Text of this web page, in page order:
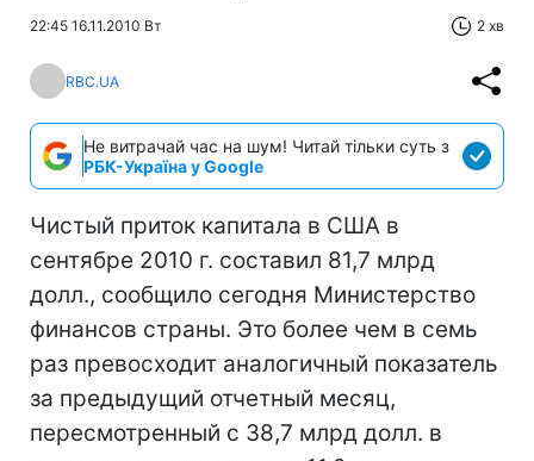
22:45 16.11.2010 Вт 2 хв
RBC.UA
Не витрачай час на шум! Читай тільки суть з
РБК-Україна у Google
Чистый приток капитала в США в
сентябре 2010 г. составил 81,7 млрд
долл., сообщило сегодня Министерство
финансов страны. Это более чем в семь
раз превосходит аналогичный показатель
за предыдущий отчетный месяц,
пересмотренный с 38,7 млрд долл. в